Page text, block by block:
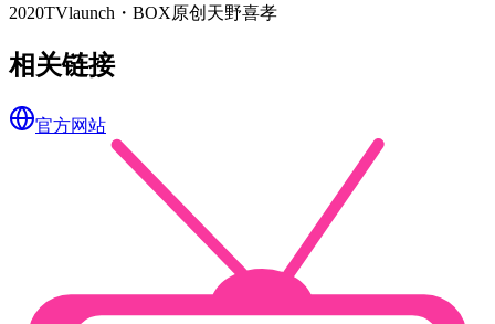
2020TVlaunch・BOX原创 天野喜孝
相关链接
官方网站